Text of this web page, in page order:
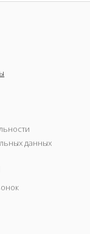
данных